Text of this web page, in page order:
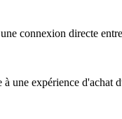
connexion directe
une expérience d'achat